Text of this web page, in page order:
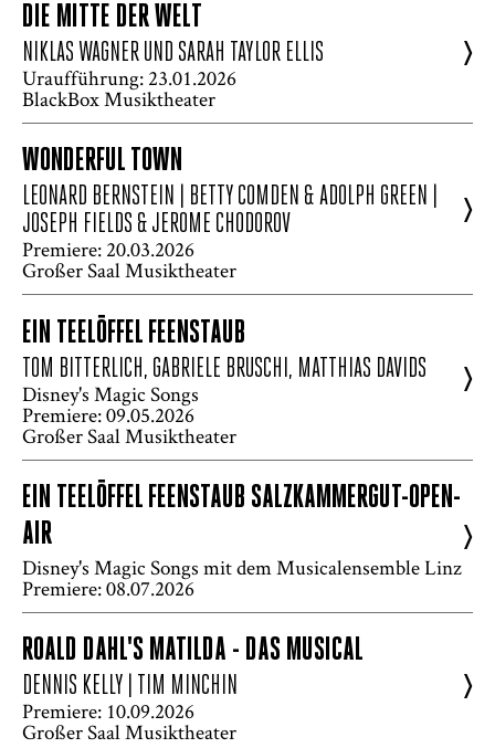
DIE MITTE DER WELT
NIKLAS WAGNER UND SARAH TAYLOR ELLIS
Uraufführung: 23.01.2026
BlackBox Musiktheater
>
WONDERFUL TOWN
LEONARD BERNSTEIN | BETTY COMDEN & ADOLPH GREEN |
JOSEPH FIELDS & JEROME CHODOROV
Premiere: 20.03.2026
Großer Saal Musiktheater
>
EIN TEELÖFFEL FEENSTAUB
TOM BITTERLICH, GABRIELE BRUSCHI, MATTHIAS DAVIDS
Disney's Magic Songs
Premiere: 09.05.2026
Großer Saal Musiktheater
>
EIN TEELÖFFEL FEENSTAUB SALZKAMMERGUT-OPEN-
AIR
Disney's Magic Songs mit dem Musicalensemble Linz
Premiere: 08.07.2026
>
ROALD DAHL'S MATILDA - DAS MUSICAL
DENNIS KELLY | TIM MINCHIN
Premiere: 10.09.2026
Großer Saal Musiktheater
>